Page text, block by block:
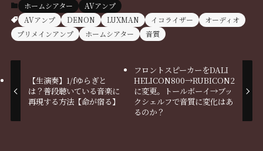
ホームシアター
AVアンプ
AVアンプ
DENON LUXMAN イコライザー
オーディオ
プリメインアンプ
ホームシアター 音質
【生演奏】1/fゆらぎと
は？普段聴いている音楽に
再現する方法【命が宿る】
フロントスピーカーをDALI
HELICON800→RUBICON2
に変更。トールボーイ→ブッ
クシェルフで音質に変化はあ
るのか？